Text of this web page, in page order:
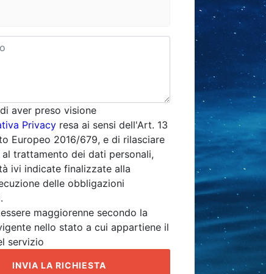
aver preso visione
Privacy resa ai sensi dell'Art. 13
Europeo 2016/679, e di rilasciare
al trattamento dei dati personali,
ivi indicate finalizzate alla
delle obbligazioni
maggiorenne secondo la
nello stato a cui appartiene il
servizio